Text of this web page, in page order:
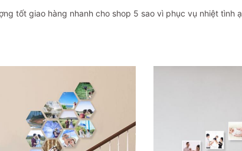
tốt giao hàng nhanh cho shop 5 sao vì phục vụ nhiệt tình ạ